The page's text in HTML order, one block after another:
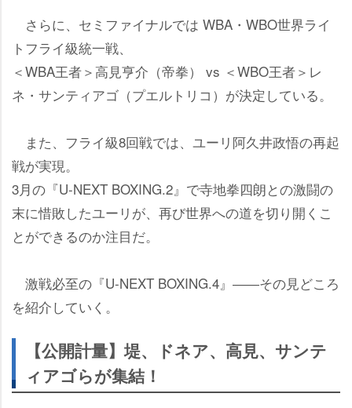
さらに、セミファイナルでは WBA・WBO世界ライ
トフライ級統一戦、
＜WBA王者＞高見亨介（帝拳） vs ＜WBO王者＞レ
ネ・サンティアゴ（プエルトリコ）が決定している。
また、フライ級8回戦では、ユーリ阿久井政悟の再起
戦が実現。
3月の『U-NEXT BOXING.2』で寺地拳四朗との激闘の
末に惜敗したユーリが、再び世界への道を切り開くこ
とができるのか注目だ。
激戦必至の『U-NEXT BOXING.4』――その見どころ
を紹介していく。
【公開計量】堤、ドネア、高見、サンテ
ィアゴらが集結！